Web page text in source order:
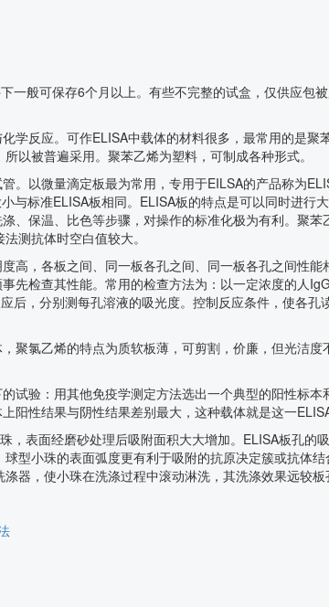
般可保存6个月以上。有些不完整的试盒，仅供应包
学反应。可作ELISA中载体的材料很多，最常用的是
以被普遍采用。聚苯乙烯为塑料，可制成各种形式。
。以微量滴定板最为常用，专用于EILSA的产品称为
与标准ELISA板相同。ELISA板的特点是可以同时进行
、保温、比色等步骤，对操作的标准化极为有利。聚
测抗体时空白值较大。
高，各板之间、同一板各孔之间、同一板各孔之间性
先检查其性能。常用的检查方法为：以一定浓度的人
后，分别测每孔溶液的吸光度。控制反应条件，使各
聚氯乙烯的特点为质软板薄，可剪割，价廉，但光洁
试验：用其他免疫学测定方法选出一个典型的阳性标
阳性结果与阴性结果差别最大，这种载体就是这一
，表面经磨砂处理后吸附面积大大增加。ELISA板孔
型小珠的表面弧度更有利于吸附的抗原决定簇或抗体
器，使小珠在洗涤过程中滚动淋洗，其洗涤效果远较